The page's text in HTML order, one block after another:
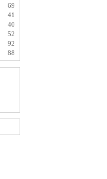
69
41
40
52
92
88